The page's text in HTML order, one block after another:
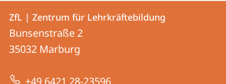
Kontakt
und
Informationen
zur
Kontaktinformationen
ZfL
|
für
ZfL | Zentrum für Lehrkräftebildung
Bunsenstraße 2
35032 Marburg